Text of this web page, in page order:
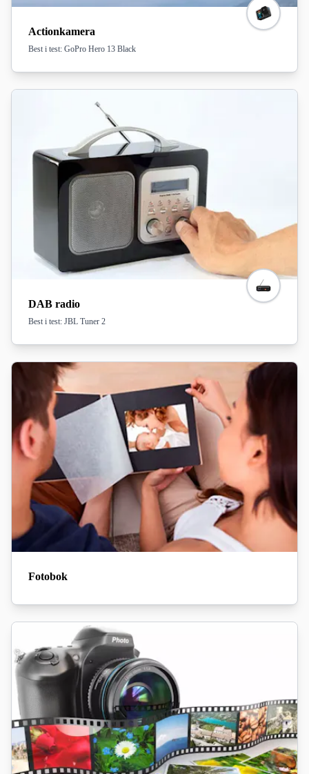
Actionkamera
Best i test: GoPro Hero 13 Black
DAB radio
Best i test: JBL Tuner 2
Fotobok